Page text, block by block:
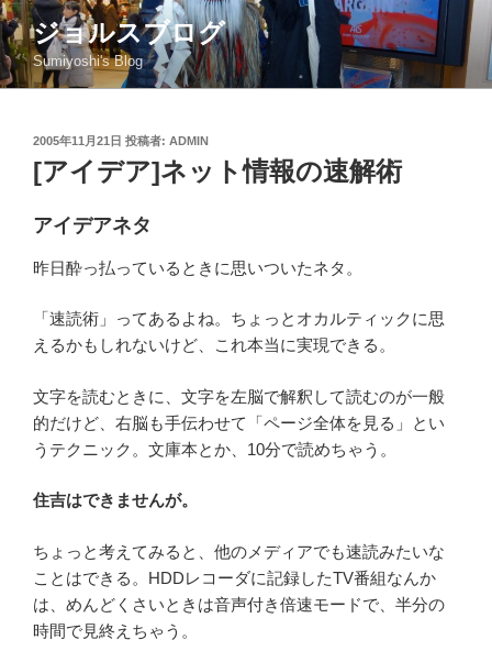
コ
ン
テ
ン
ジョルスブログ
Sumiyoshi's Blog
投
稿
日:
2005年11月21日 投稿者: ADMIN
[アイデア]ネット情報の速解術
アイデアネタ
昨日酔っ払っているときに思いついたネタ。
「速読術」ってあるよね。ちょっとオカルティックに思
えるかもしれないけど、これ本当に実現できる。
文字を読むときに、文字を左脳で解釈して読むのが一般
的だけど、右脳も手伝わせて「ページ全体を見る」とい
うテクニック。文庫本とか、10分で読めちゃう。
住吉はできませんが。
ちょっと考えてみると、他のメディアでも速読みたいな
ことはできる。HDDレコーダに記録したTV番組なんか
は、めんどくさいときは音声付き倍速モードで、半分の
時間で見終えちゃう。